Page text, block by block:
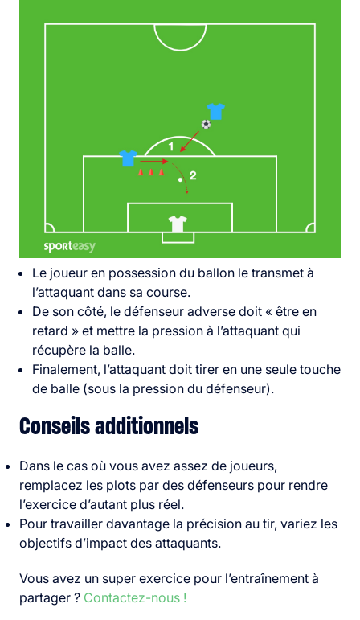
Le joueur en possession du ballon le transmet à
l’attaquant dans sa course.
De son côté, le défenseur adverse doit « être en
retard » et mettre la pression à l’attaquant qui
récupère la balle.
Finalement, l’attaquant doit tirer en une seule touche
de balle (sous la pression du défenseur).
Conseils additionnels
Dans le cas où vous avez assez de joueurs,
remplacez les plots par des défenseurs pour rendre
l’exercice d’autant plus réel.
Pour travailler davantage la précision au tir, variez les
objectifs d’impact des attaquants.
Vous avez un super exercice pour l’entraînement à
partager ? Contactez-nous !